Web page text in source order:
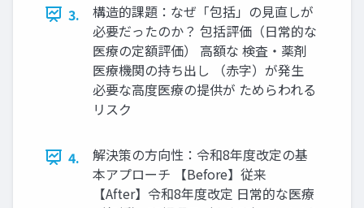
3.
構造的課題：なぜ「包括」の見直しが
必要だったのか？ 包括評価（日常的な
医療の定額評価） 高額な 検査・薬剤
医療機関の持ち出し （赤字）が発生
必要な高度医療の提供が ためらわれる
リスク
4.
解決策の方向性：令和8年度改定の基
本アプローチ 【Before】従来
【After】令和8年度改定 日常的な医療